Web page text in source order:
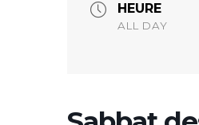
HEURE
ALL DAY